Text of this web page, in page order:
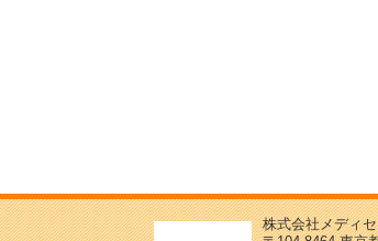
株式会社メディ